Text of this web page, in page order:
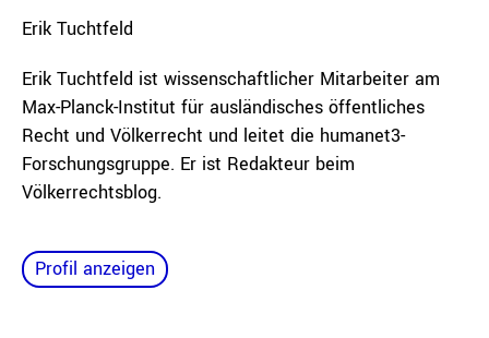
Erik Tuchtfeld
Erik Tuchtfeld ist wissenschaftlicher Mitarbeiter am
Max-Planck-Institut für ausländisches öffentliches
Recht und Völkerrecht und leitet die humanet3-
Forschungsgruppe. Er ist Redakteur beim
Völkerrechtsblog.
Profil anzeigen